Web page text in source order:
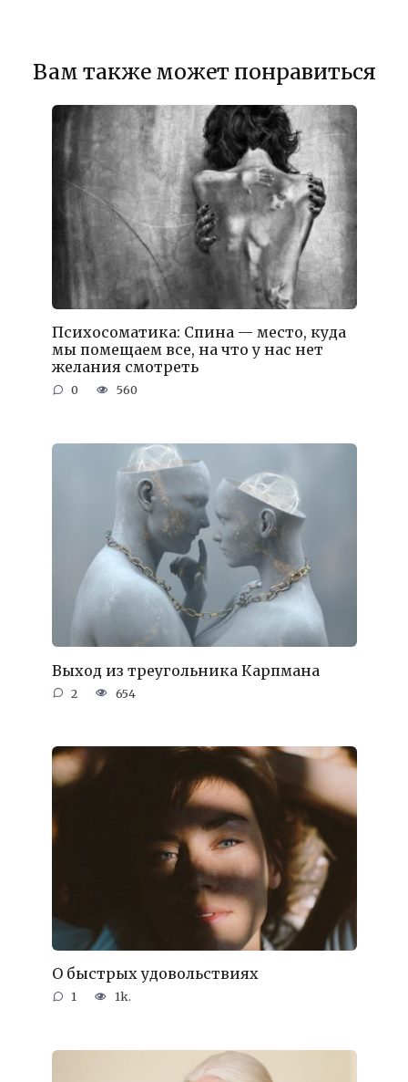
Вам также может понравиться
Психосоматика: Спина — место, куда
мы помещаем все, на что у нас нет
желания смотреть
0 560
Выход из треугольника Карпмана
2 654
О быстрых удовольствиях
1 1k.